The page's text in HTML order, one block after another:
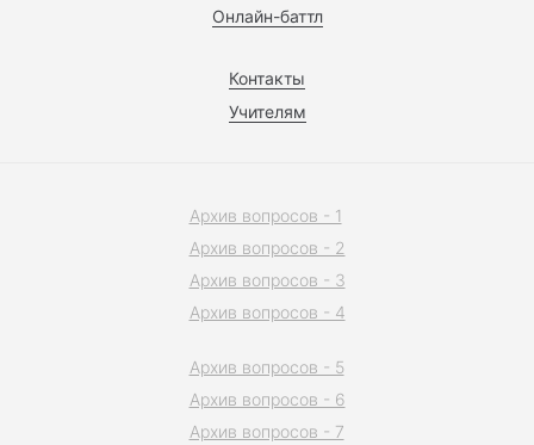
Онлайн-баттл
Контакты
Учителям
Архив вопросов - 1
Архив вопросов - 2
Архив вопросов - 3
Архив вопросов - 4
Архив вопросов - 5
Архив вопросов - 6
Архив вопросов - 7